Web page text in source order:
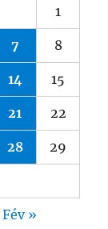
1
7 8
14 15
21 22
28 29
Fév »